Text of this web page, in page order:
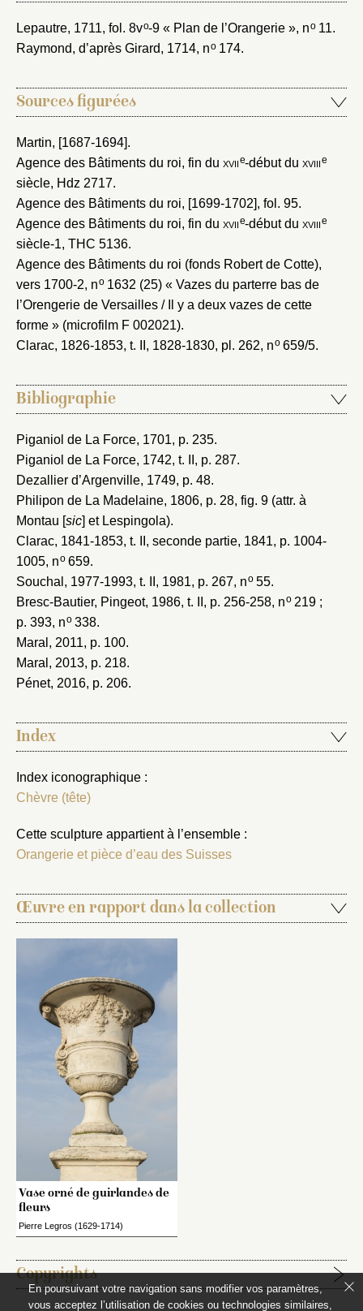
Lepautre, 1711, fol. 8vo-9 « Plan de l’Orangerie », no11.
Raymond, d’après Girard, 1714, no174.
Sources figurées
Martin, [1687-1694].
Agence des Bâtiments du roi, fin du xviie-début du xviiie
siècle, Hdz 2717.
Agence des Bâtiments du roi, [1699-1702], fol. 95.
Agence des Bâtiments du roi, fin du xviie-début du xviiie
siècle-1, THC 5136.
Agence des Bâtiments du roi (fonds Robert de Cotte),
vers 1700-2, no1632 (25) « Vazes du parterre bas de
l’Orengerie de Versailles / Il y a deux vazes de cette
forme » (microfilm F 002021).
Clarac, 1826-1853, t. II, 1828-1830, pl. 262, no659/5.
Bibliographie
Piganiol de La Force, 1701, p. 235.
Piganiol de La Force, 1742, t. II, p. 287.
Dezallier d’Argenville, 1749, p. 48.
Philipon de La Madelaine, 1806, p. 28, fig. 9 (attr. à
Montau [sic] et Lespingola).
Clarac, 1841-1853, t. II, seconde partie, 1841, p. 1004-
1005, no659.
Souchal, 1977-1993, t. II, 1981, p. 267, no55.
Bresc-Bautier, Pingeot, 1986, t. II, p. 256-258, no219 ;
p. 393, no338.
Maral, 2011, p. 100.
Maral, 2013, p. 218.
Pénet, 2016, p. 206.
Index
Index iconographique :
Chèvre (tête)
Cette sculpture appartient à l’ensemble :
Orangerie et pièce d’eau des Suisses
Œuvre en rapport dans la collection
Vase orné de guirlandes de
fleurs
Pierre Legros (1629-1714)
Copyrights
En poursuivant votre navigation sans modifier vos paramètres,
vous acceptez l’utilisation de cookies ou technologies similaires,